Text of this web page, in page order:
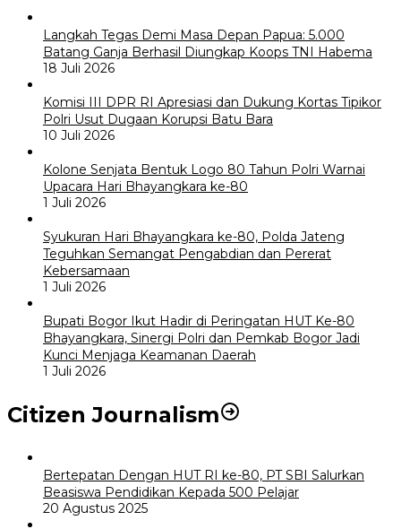
Langkah Tegas Demi Masa Depan Papua: 5.000
Batang Ganja Berhasil Diungkap Koops TNI Habema
18 Juli 2026
Komisi III DPR RI Apresiasi dan Dukung Kortas Tipikor
Polri Usut Dugaan Korupsi Batu Bara
10 Juli 2026
Kolone Senjata Bentuk Logo 80 Tahun Polri Warnai
Upacara Hari Bhayangkara ke-80
1 Juli 2026
Syukuran Hari Bhayangkara ke-80, Polda Jateng
Teguhkan Semangat Pengabdian dan Pererat
Kebersamaan
1 Juli 2026
Bupati Bogor Ikut Hadir di Peringatan HUT Ke-80
Bhayangkara, Sinergi Polri dan Pemkab Bogor Jadi
Kunci Menjaga Keamanan Daerah
1 Juli 2026
Citizen Journalism
Bertepatan Dengan HUT RI ke-80, PT SBI Salurkan
Beasiswa Pendidikan Kepada 500 Pelajar
20 Agustus 2025